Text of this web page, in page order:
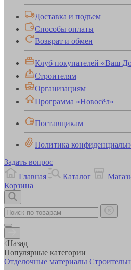
Доставка и подъем
Способы оплаты
Возврат и обмен
Клуб покупателей «Ваш
Строителям
Организациям
Программа «Новосёл»
Поставщикам
Политика
Задать вопрос
Главная
Каталог
Корзина
Назад
Популярные категории
Отделочные материалы